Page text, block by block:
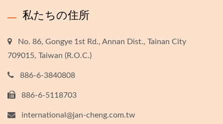
私たちの住所
No. 86, Gongye 1st Rd., Annan Dist., Tainan City
709015, Taiwan (R.O.C.)
886-6-3840808
886-6-5118703
international@jan-cheng.com.tw